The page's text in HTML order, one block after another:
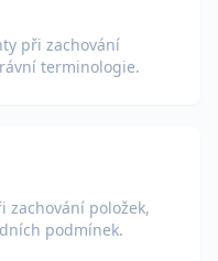
při zachování
terminologie.
zachování položek,
podmínek.